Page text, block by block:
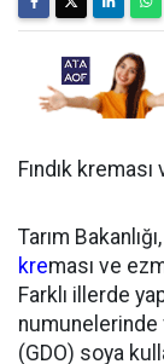
Fındık
Tarım
kreması ve
Farklı illerde
numunelerinde
(GDO) soya